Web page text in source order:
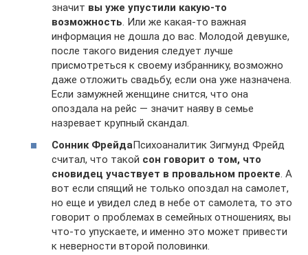
значит вы уже упустили какую-то
возможность. Или же какая-то важная
информация не дошла до вас. Молодой девушке,
после такого видения следует лучше
присмотреться к своему избраннику, возможно
даже отложить свадьбу, если она уже назначена.
Если замужней женщине снится, что она
опоздала на рейс — значит наяву в семье
назревает крупный скандал.
Сонник ФрейдаПсихоаналитик Зигмунд Фрейд
считал, что такой сон говорит о том, что
сновидец участвует в провальном проекте . А
вот если спящий не только опоздал на самолет,
но еще и увидел след в небе от самолета, то это
говорит о проблемах в семейных отношениях, вы
что-то упускаете, и именно это может привести
к неверности второй половинки.